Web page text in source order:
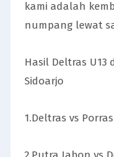
kami adalah
numpang lewat
Hasil Deltras U13
Sidoarjo
1.Deltras vs Porras